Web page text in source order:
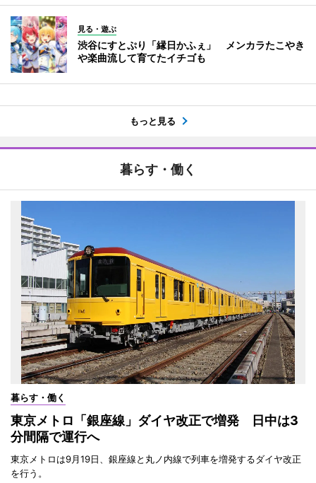
見る・遊ぶ
渋谷にすとぷり「縁日かふぇ」 メンカラたこやき
や楽曲流して育てたイチゴも
もっと見る
暮らす・働く
暮らす・働く
東京メトロ「銀座線」ダイヤ改正で増発 日中は3
分間隔で運行へ
東京メトロは9月19日、銀座線と丸ノ内線で列車を増発するダイヤ改正
を行う。